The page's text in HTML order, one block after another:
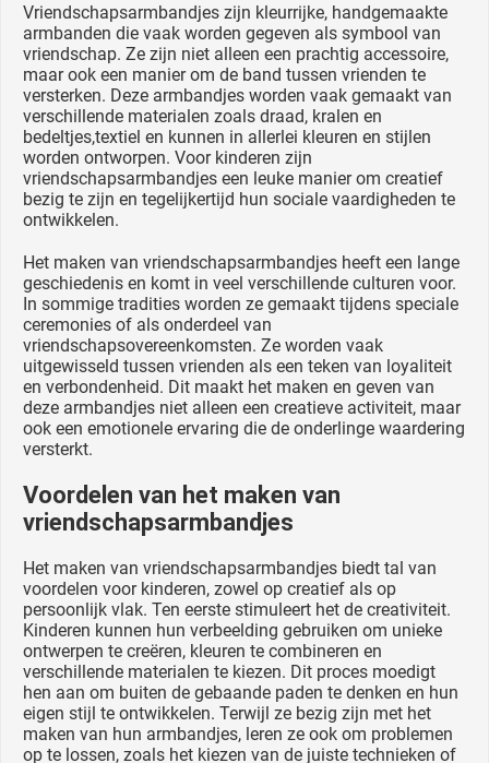
Vriendschapsarmbandjes zijn kleurrijke, handgemaakte
armbanden die vaak worden gegeven als symbool van
vriendschap. Ze zijn niet alleen een prachtig accessoire,
maar ook een manier om de band tussen vrienden te
versterken. Deze armbandjes worden vaak gemaakt van
verschillende materialen zoals draad, kralen en
bedeltjes,textiel en kunnen in allerlei kleuren en stijlen
worden ontworpen. Voor kinderen zijn
vriendschapsarmbandjes een leuke manier om creatief
bezig te zijn en tegelijkertijd hun sociale vaardigheden te
ontwikkelen.
Het maken van vriendschapsarmbandjes heeft een lange
geschiedenis en komt in veel verschillende culturen voor.
In sommige tradities worden ze gemaakt tijdens speciale
ceremonies of als onderdeel van
vriendschapsovereenkomsten. Ze worden vaak
uitgewisseld tussen vrienden als een teken van loyaliteit
en verbondenheid. Dit maakt het maken en geven van
deze armbandjes niet alleen een creatieve activiteit, maar
ook een emotionele ervaring die de onderlinge waardering
versterkt.
Voordelen van het maken van
vriendschapsarmbandjes
Het maken van vriendschapsarmbandjes biedt tal van
voordelen voor kinderen, zowel op creatief als op
persoonlijk vlak. Ten eerste stimuleert het de creativiteit.
Kinderen kunnen hun verbeelding gebruiken om unieke
ontwerpen te creëren, kleuren te combineren en
verschillende materialen te kiezen. Dit proces moedigt
hen aan om buiten de gebaande paden te denken en hun
eigen stijl te ontwikkelen. Terwijl ze bezig zijn met het
maken van hun armbandjes, leren ze ook om problemen
op te lossen, zoals het kiezen van de juiste technieken of